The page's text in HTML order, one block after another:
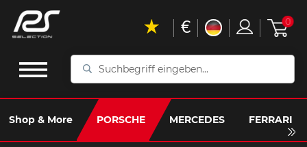
Suchbegriff
Shop & More PORSCHE MERCEDES FERRARI
€ 0